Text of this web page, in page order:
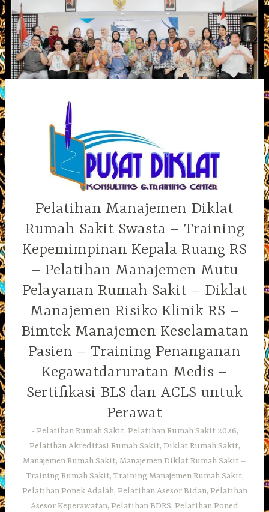
Skip
to
content
Pelatihan Manajemen Diklat
Rumah Sakit Swasta – Training
Kepemimpinan Kepala Ruang RS
– Pelatihan Manajemen Mutu
Pelayanan Rumah Sakit – Diklat
Manajemen Risiko Klinik RS –
Bimtek Manajemen Keselamatan
Pasien – Training Penanganan
Kegawatdaruratan Medis –
Sertifikasi BLS dan ACLS untuk
Perawat
Pelatihan Rumah Sakit, Pelatihan Rumah Sakit 2026,
Pelatihan Akreditasi Rumah Sakit, Diklat Rumah Sakit,
Manajemen Rumah Sakit, Manajemen Diklat Rumah Sakit –
Training Rumah Sakit, Training Manajemen Rumah Sakit,
Pelatihan Ponek Adalah, Pelatihan Asesor Bidan, Pelatihan
Asesor Keperawatan, Pelatihan BDRS, Pelatihan Poned